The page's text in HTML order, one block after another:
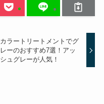
カラートリートメントでグ
レーのおすすめ7選！アッ
シュグレーが人気！